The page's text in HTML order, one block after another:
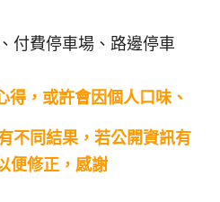
付費停車場、路邊停車
得，或許會因個人口味、
不同結果，若公開資訊有
便修正，感謝